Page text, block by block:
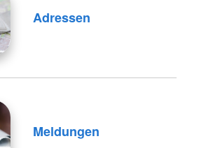
Adressen
Meldungen